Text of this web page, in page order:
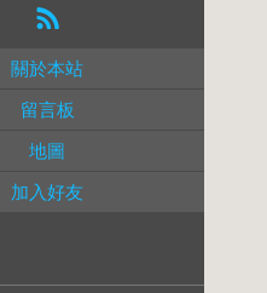
關於本站
留言板
地圖
加入好友